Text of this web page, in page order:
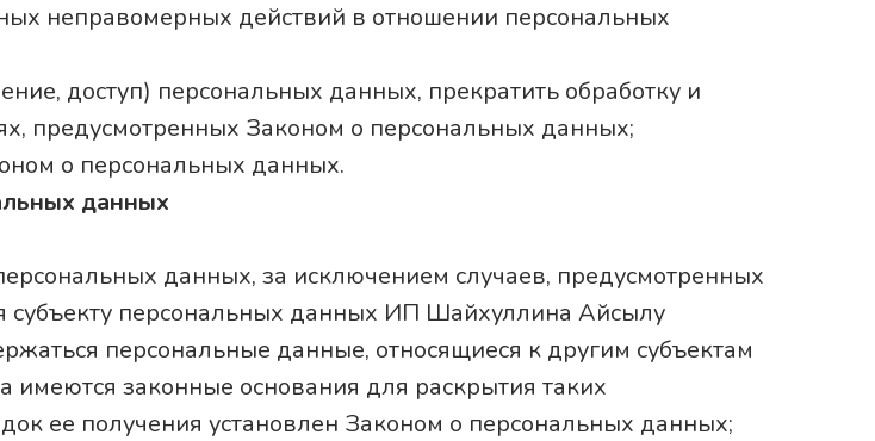
неправомерных действий в отношении персональных
доступ) персональных данных, прекратить обработку и
предусмотренных Законом о персональных данных;
о персональных данных.
данных
данных, за исключением случаев, предусмотренных
персональных данных ИП Шайхуллина Айсылу
персональные данные, относящиеся к другим субъектам
законные основания для раскрытия таких
ее получения установлен Законом о персональных данных;